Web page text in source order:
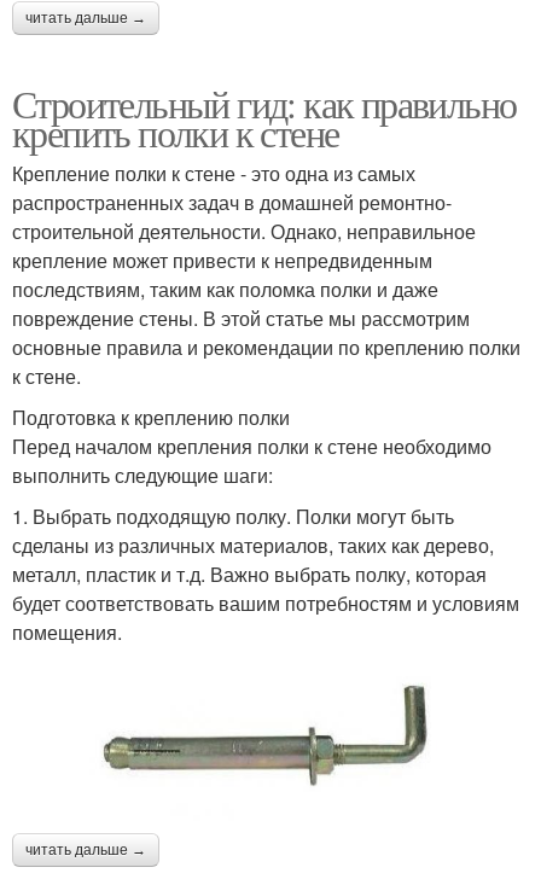
читать дальше →
Строительный гид: как правильно
крепить полки к стене
Крепление полки к стене - это одна из самых
распространенных задач в домашней ремонтно-
строительной деятельности. Однако, неправильное
крепление может привести к непредвиденным
последствиям, таким как поломка полки и даже
повреждение стены. В этой статье мы рассмотрим
основные правила и рекомендации по креплению полки
к стене.
Подготовка к креплению полки
Перед началом крепления полки к стене необходимо
выполнить следующие шаги:
1. Выбрать подходящую полку. Полки могут быть
сделаны из различных материалов, таких как дерево,
металл, пластик и т.д. Важно выбрать полку, которая
будет соответствовать вашим потребностям и условиям
помещения.
читать дальше →